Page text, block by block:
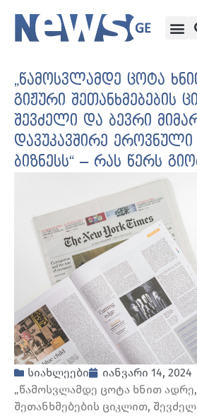
„წამოსვლამდე ცოტა
გიჟური შეთანხმებების
შევძელი და ბევრი
დავუკავშირე
ბიზნესს“ – რას წერს
სიახლეები
იანვარი 14, 2024
„წამოსვლამდე ცოტა ხნით
შეთანხმებების ციკლით,